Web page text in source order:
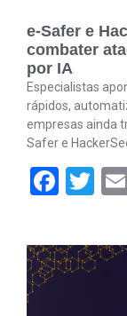
e-Safer e
combater
por IA
Especialistas
rápidos,
empresas ainda
Safer e